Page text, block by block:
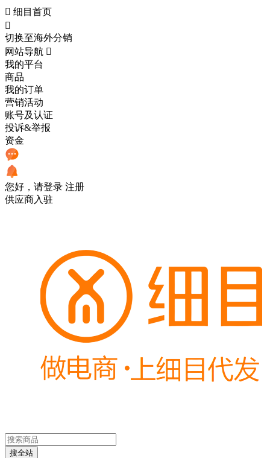
 细目首页

切换至海外分销
网站导航 
我的平台
商品
我的订单
营销活动
账号及认证
投诉&举报
资金
您好，请登录 注册
供应商入驻
搜全站